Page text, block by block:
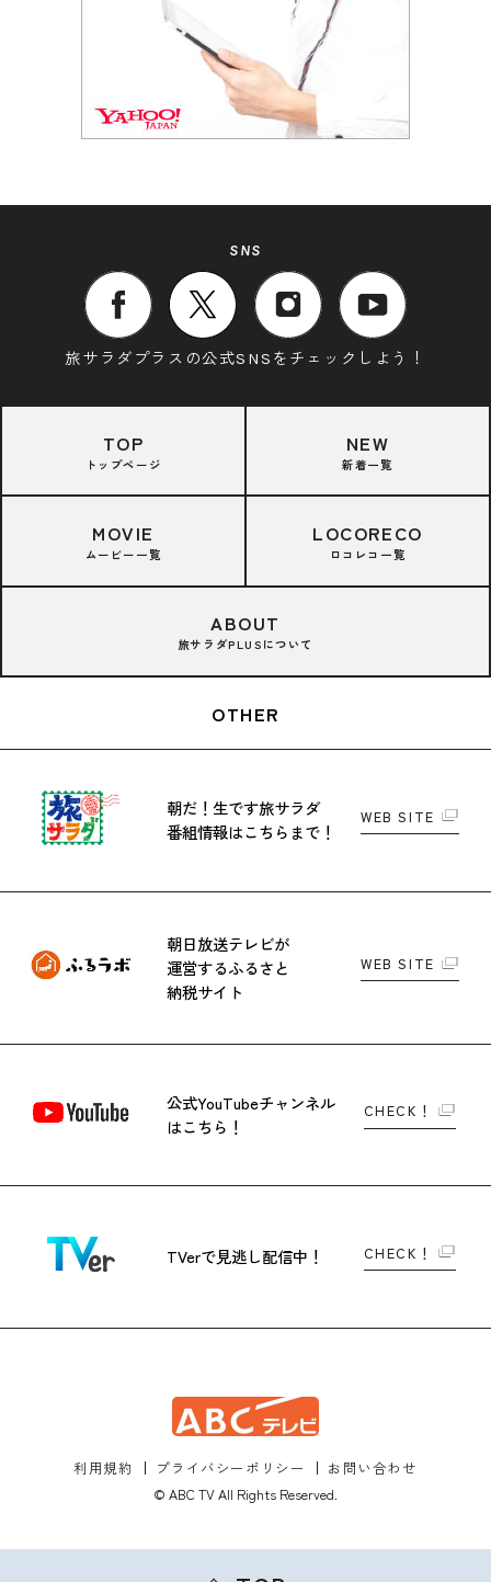
SNS
旅サラダプラスの公式SNSをチェックしよう！
TOP
トップページ
NEW
新着一覧
MOVIE
ムービー一覧
LOCORECO
ロコレコ一覧
ABOUT
旅サラダPLUSについて
OTHER
朝だ！生です旅サラダ
番組情報はこちらまで！
WEB SITE
朝日放送テレビが
運営するふるさと
納税サイト
WEB SITE
公式YouTubeチャンネル
はこちら！
CHECK！
TVerで見逃し配信中！ CHECK！
利用規約 プライバシーポリシー
お問い合わせ
© ABC TV All Rights Reserved.